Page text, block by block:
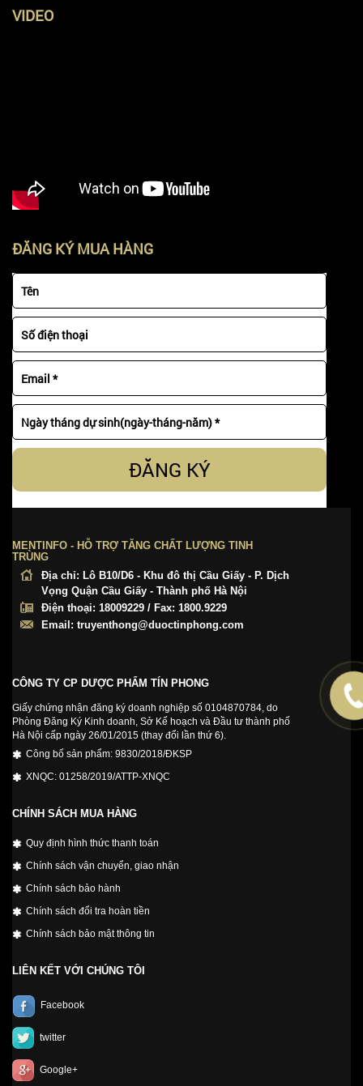
VIDEO
ĐĂNG KÝ MUA HÀNG
ĐĂNG KÝ
MENTINFO - HỖ TRỢ TĂNG CHẤT LƯỢNG TINH
TRÙNG
Địa chỉ: Lô B10/D6 - Khu đô thị Cầu Giấy - P. Dịch
Vọng Quận Cầu Giấy - Thành phố Hà Nội
Điện thoại: 18009229 / Fax: 1800.9229
Email: truyenthong@duoctinphong.com
CÔNG TY CP DƯỢC PHẨM TÍN PHONG
Giấy chứng nhận đăng ký doanh nghiệp số 0104870784, do
Phòng Đăng Ký Kinh doanh, Sở Kế hoạch và Đầu tư thành phố
Hà Nội cấp ngày 26/01/2015 (thay đổi lần thứ 6).
Công bố sản phẩm: 9830/2018/ĐKSP
XNQC: 01258/2019/ATTP-XNQC
CHÍNH SÁCH MUA HÀNG
Quy định hình thức thanh toán
Chính sách vận chuyển, giao nhận
Chính sách bảo hành
Chính sách đổi tra hoàn tiền
Chính sách bảo mật thông tin
LIÊN KẾT VỚI CHÚNG TÔI
Facebook
twitter
Google+